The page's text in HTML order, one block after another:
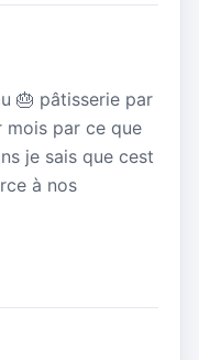
🎂 pâtisserie par
mois par ce que
je sais que cest
à nos